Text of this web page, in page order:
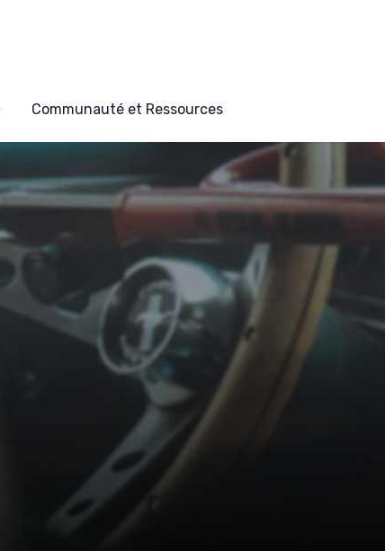
Communauté et Ressources